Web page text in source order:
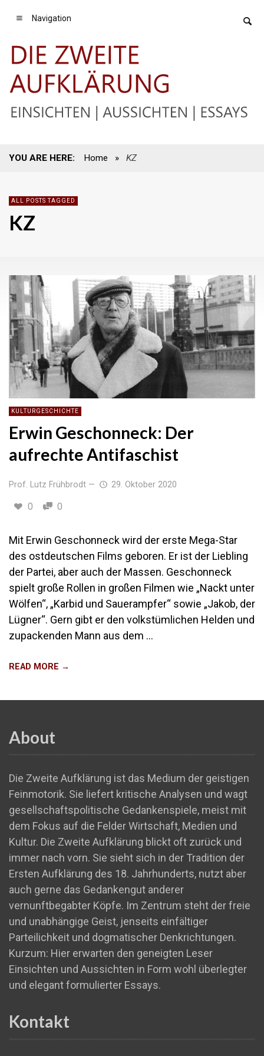
Navigation
YOU ARE HERE: Home » KZ
ALL POSTS TAGGED
KZ
KULTURGESCHICHTE
Erwin Geschonneck: Der
aufrechte Antifaschist
Prof. Lutz Frühbrodt — 29. Oktober 2020
0 0
Mit Erwin Geschonneck wird der erste Mega-Star
des ostdeutschen Films geboren. Er ist der Liebling
der Partei, aber auch der Massen. Geschonneck
spielt große Rollen in großen Filmen wie „Nackt unter
Wölfen“, „Karbid und Sauerampfer“ sowie „Jakob, der
Lügner“. Gern gibt er den volkstümlichen Helden und
zupackenden Mann aus dem …
READ MORE →
About
Die Zweite Aufklärung ist das Medium der geistigen
Feinmotorik. Sie liefert kritische Analysen und wagt
gesellschaftspolitische Gedankenspiele, meist mit
dem Fokus auf die Felder Wirtschaft, Medien und
Kultur. Die Zweite Aufklärung blickt oft zurück und
immer nach vorn. Sie sieht sich in der Tradition der
Ersten Aufklärung des 18. Jahrhunderts, nutzt aber
auch gerne das Gedankengut anderer
vernunftbegabter Köpfe. Im Zentrum steht der freie
und unabhängige Geist, jenseits einfältiger
Parteilichkeit und dogmatischer Denkrichtungen.
Kurzum: Hier erwarten den geneigten Leser
Einsichten und Aussichten in Form wohl überlegter
und elegant formulierter Essays.
Kontakt